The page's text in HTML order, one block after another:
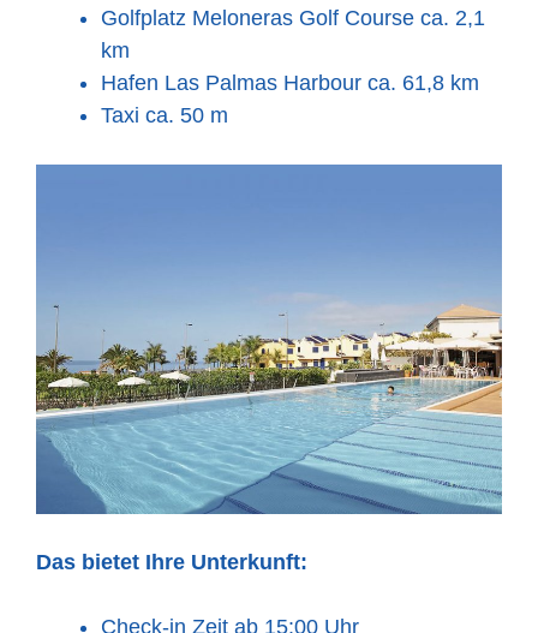
Golfplatz Meloneras Golf Course ca. 2,1
km
Hafen Las Palmas Harbour ca. 61,8 km
Taxi ca. 50 m
Das bietet Ihre Unterkunft:
Check-in Zeit ab 15:00 Uhr